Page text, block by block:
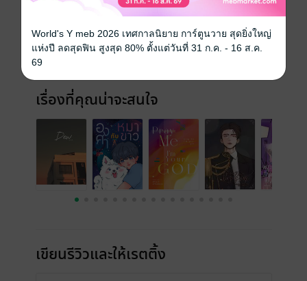
ความยาว 231 หน้า (≈ 54,236 คำ)
ราคาปก
เรื่องที่คุณน่าจะสนใจ
เขียนรีวิวและให้เรตติ้ง
World's Y meb 2026 เทศกาลนิยาย การ์ตูนวาย สุดยิ่งใหญ่
แห่งปี ลดสุดฟิน สูงสุด 80% ตั้งแต่วันที่ 31 ก.ค. - 16 ส.ค.
69